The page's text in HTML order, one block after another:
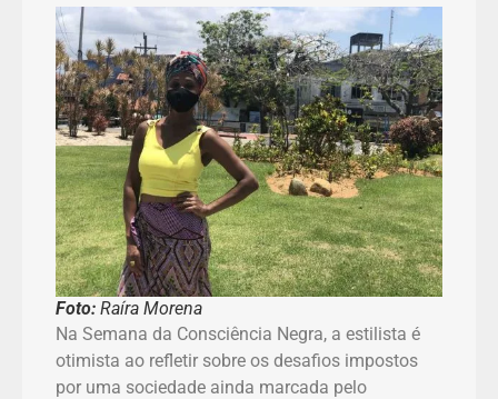
Foto: Raíra Morena
Na Semana da Consciência Negra, a estilista é
otimista ao refletir sobre os desafios impostos
por uma sociedade ainda marcada pelo